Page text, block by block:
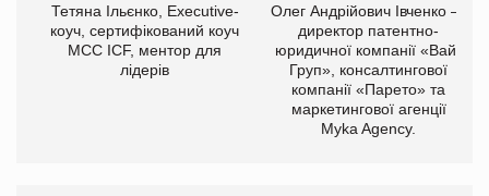
Тетяна Ільєнко, Executive-
коуч, сертифікований коуч
МСС ICF, ментор для
лідерів
Олег Андрійович Івченко —
директор патентно-
юридичної компанії «Вайз
Груп», консалтингової
компанії «Парето» та
маркетингової агенції
Myka Agency.